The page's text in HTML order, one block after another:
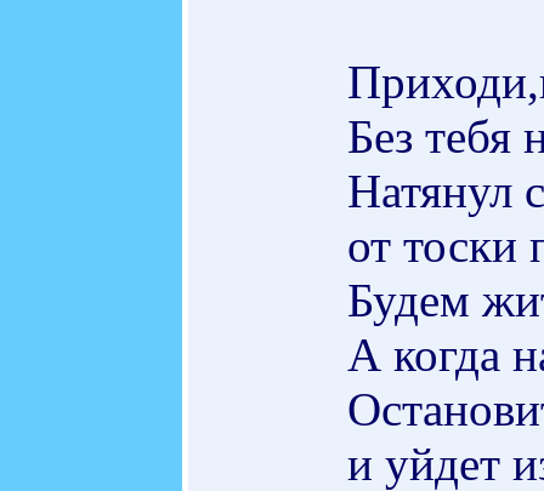
Без тебя
Натянул
от
Будем
А когда
и уйдет